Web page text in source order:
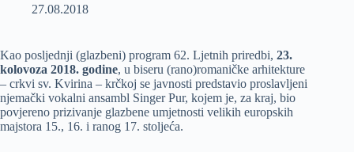
27.08.2018
Kao posljednji (glazbeni) program 62. Ljetnih priredbi, 23.
kolovoza 2018. godine, u biseru (rano)romaničke arhitekture
– crkvi sv. Kvirina – krčkoj se javnosti predstavio proslavljeni
njemački vokalni ansambl Singer Pur, kojem je, za kraj, bio
povjereno prizivanje glazbene umjetnosti velikih europskih
majstora 15., 16. i ranog 17. stoljeća.